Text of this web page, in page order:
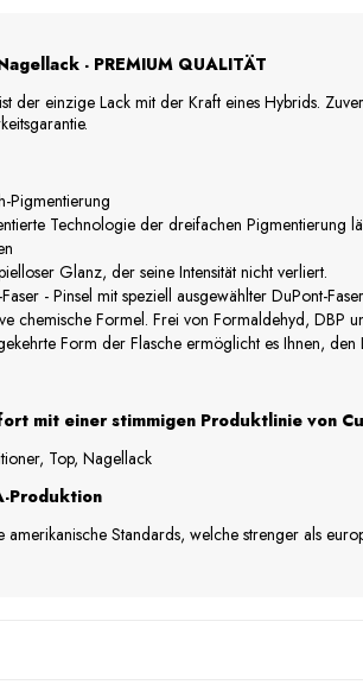
- PREMIUM QUALITÄT
der einzige Lack mit der Kraft eines Hybrids.
Pigmentierung
Technologie der dreifachen Pigmentierung
Glanz, der seine Intensität nicht verliert.
- Pinsel mit speziell ausgewählter DuPont-
chemische Formel. Frei von Formaldehyd, DBP
Form der Flasche ermöglicht es Ihnen, den
mit einer stimmigen Produktlinie von
Top, Nagellack
Produktion
amerikanische Standards, welche strenger als